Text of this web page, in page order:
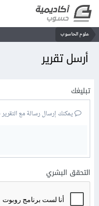
علوم الحاسوب
أرسل تقرير
تبليغك
يمكنك إرسال رسالة مع
التحقق البشري